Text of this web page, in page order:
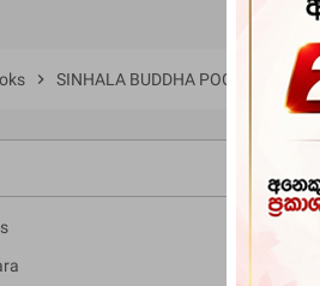
chevron_right SINHALA BUDDHA POOJAVE